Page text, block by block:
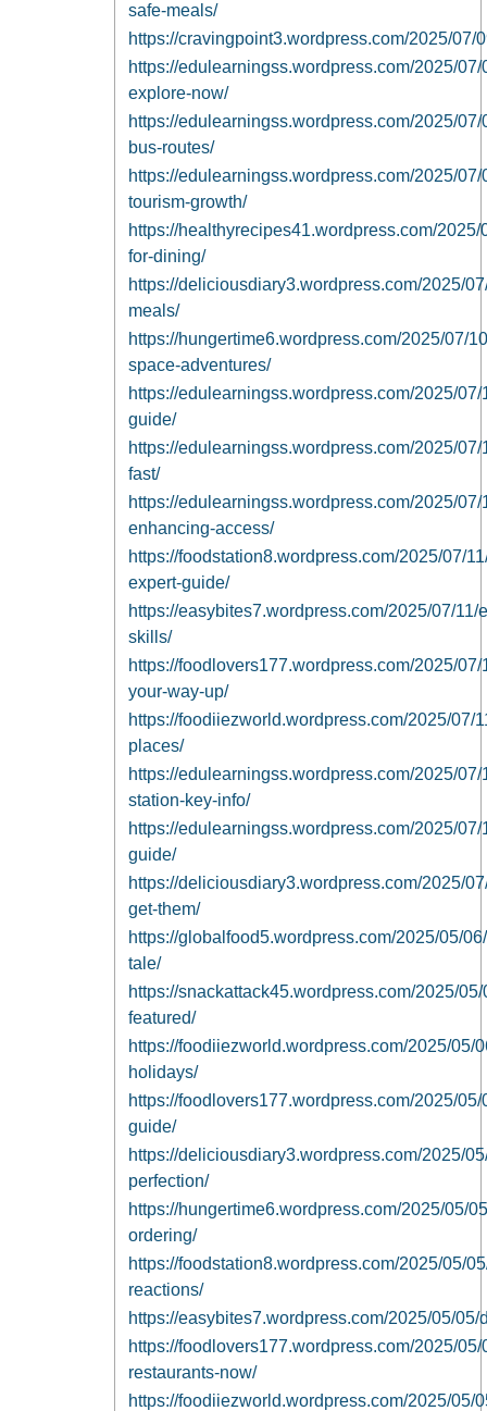
safe-meals/
https://cravingpoint3.wordpress.com/2025/
https://edulearningss.wordpress.com/2025/
explore-now/
https://edulearningss.wordpress.com/2025/
bus-routes/
https://edulearningss.wordpress.com/2025/
tourism-growth/
https://healthyrecipes41.wordpress.com/
for-dining/
https://deliciousdiary3.wordpress.com/2025/
meals/
https://hungertime6.wordpress.com/2025/07/
space-adventures/
https://edulearningss.wordpress.com/2025/
guide/
https://edulearningss.wordpress.com/2025/
fast/
https://edulearningss.wordpress.com/2025/
enhancing-access/
https://foodstation8.wordpress.com/2025/07/
expert-guide/
https://easybites7.wordpress.com/2025/07/
skills/
https://foodlovers177.wordpress.com/2025/
your-way-up/
https://foodiiezworld.wordpress.com/2025/
places/
https://edulearningss.wordpress.com/2025/
station-key-info/
https://edulearningss.wordpress.com/2025/
guide/
https://deliciousdiary3.wordpress.com/2025/
get-them/
https://globalfood5.wordpress.com/2025/05/
tale/
https://snackattack45.wordpress.com/2025/
featured/
https://foodiiezworld.wordpress.com/2025/05/
holidays/
https://foodlovers177.wordpress.com/2025/
guide/
https://deliciousdiary3.wordpress.com/2025/
perfection/
https://hungertime6.wordpress.com/2025/05/
ordering/
https://foodstation8.wordpress.com/2025/05/
reactions/
https://easybites7.wordpress.com/2025/05/
https://foodlovers177.wordpress.com/2025/
restaurants-now/
https://foodiiezworld.wordpress.com/2025/05/